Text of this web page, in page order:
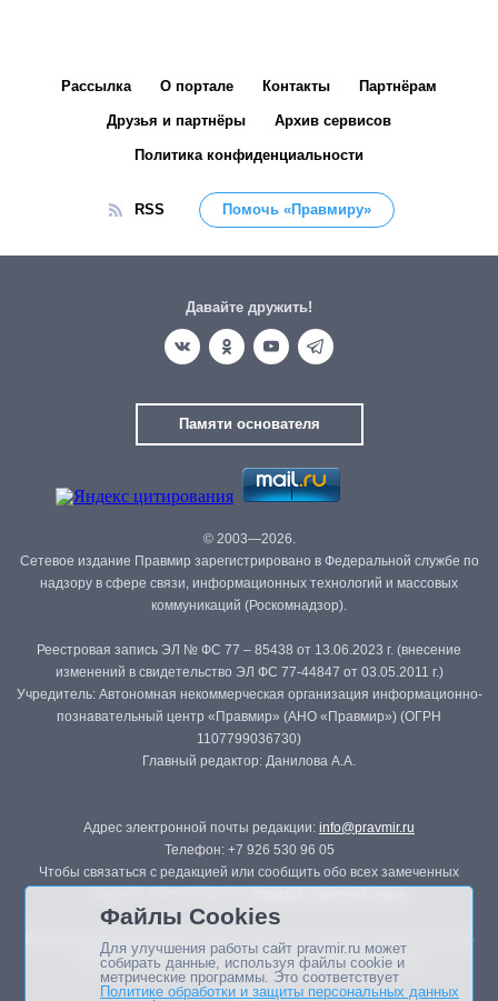
Рассылка О портале Контакты Партнёрам
Друзья и партнёры Архив сервисов
Политика конфиденциальности
RSS Помочь «Правмиру»
Давайте дружить!
Памяти основателя
© 2003—2026.
Сетевое издание Правмир зарегистрировано в Федеральной службе по
надзору в сфере связи, информационных технологий и массовых
коммуникаций (Роскомнадзор).
Реестровая запись ЭЛ № ФС 77 – 85438 от 13.06.2023 г. (внесение
изменений в свидетельство ЭЛ ФС 77-44847 от 03.05.2011 г.)
Учредитель: Автономная некоммерческая организация информационно-
познавательный центр «Правмир» (АНО «Правмир») (ОГРН
1107799036730)
Главный редактор: Данилова А.А.
Адрес электронной почты редакции: info@pravmir.ru
Телефон: +7 926 530 96 05
Чтобы связаться с редакцией или сообщить обо всех замеченных
Републикация материалов сайта в печатных изданиях (книгах, прессе)
возможна только с письменного разрешения редакции.
Файлы Cookies
Для улучшения работы сайт pravmir.ru может
собирать данные, используя файлы cookie и
метрические программы. Это соответствует
Политике обработки и защиты персональных данных